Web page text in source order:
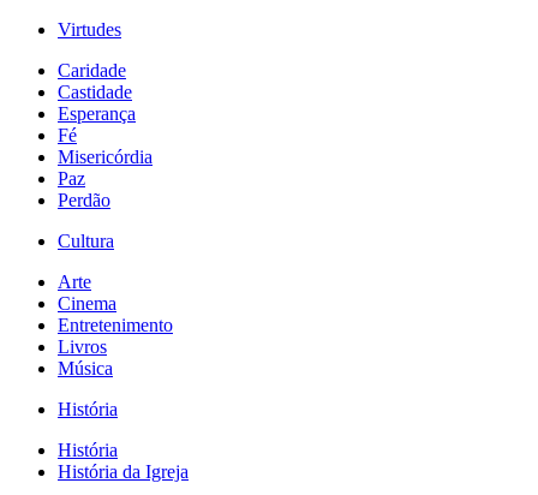
Virtudes
Caridade
Castidade
Esperança
Fé
Misericórdia
Paz
Perdão
Cultura
Arte
Cinema
Entretenimento
Livros
Música
História
História
História da Igreja